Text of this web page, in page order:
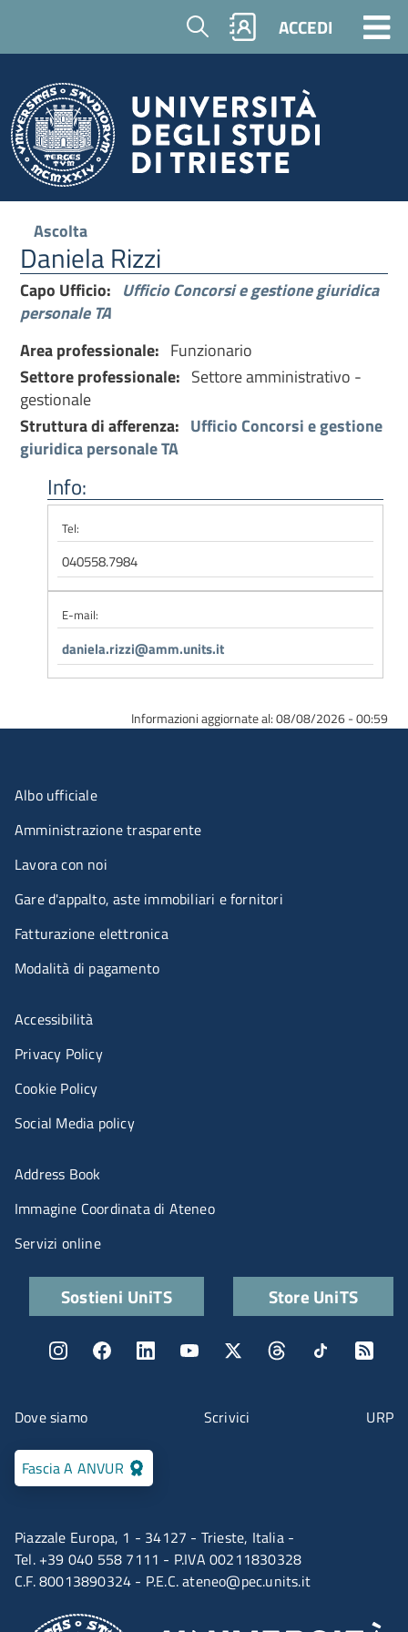
Cerca ACCEDI
Ascolta
Daniela Rizzi
Capo Ufficio: Ufficio Concorsi e gestione giuridica
personale TA
Area professionale: Funzionario
Settore professionale: Settore amministrativo -
gestionale
Struttura di afferenza: Ufficio Concorsi e gestione
giuridica personale TA
Info:
Tel:
040558.7984
E-mail:
daniela.rizzi@amm.units.it
Informazioni aggiornate al: 08/08/2026 - 00:59
Piazzale Europa, 1 - 34127 - Trieste, Italia -
Tel. +39 040 558 7111 - P.IVA 00211830328
C.F. 80013890324 - P.E.C.ateneo@pec.units.it
Fascia A ANVUR
Menu contatti
Dove siamo Scrivici URP
Menu organizzazione
Albo ufficiale
Amministrazione trasparente
Lavora con noi
Gare d'appalto, aste immobiliari e fornitori
Fatturazione elettronica
Modalità di pagamento
Menù riferimenti
Accessibilità
Privacy Policy
Cookie Policy
Social Media policy
Menu portale
Address Book
Immagine Coordinata di Ateneo
Servizi online
Quick links
Sostieni UniTS Store UniTS
Menu social